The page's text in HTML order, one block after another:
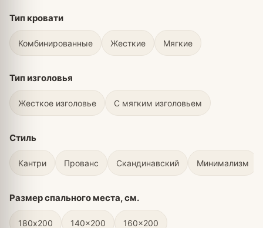
Тип кровати
Комбинированные Жесткие Мягкие
Тип изголовья
Жесткое изголовье С мягким изголовьем
Стиль
Кантри Прованс Скандинавский Минимализм
Размер спального места, см.
180х200 140x200 160x200